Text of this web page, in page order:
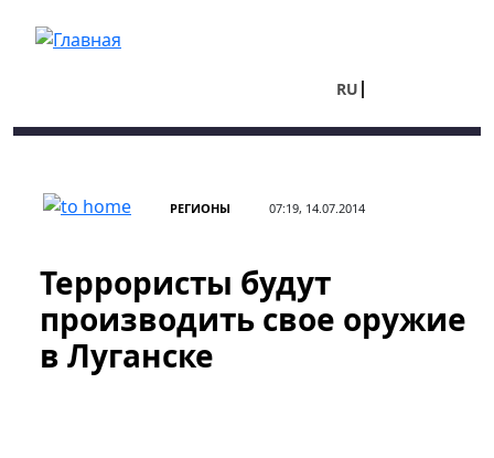
RU
РЕГИОНЫ 07:19, 14.07.2014
Террористы будут
производить свое оружие
в Луганске